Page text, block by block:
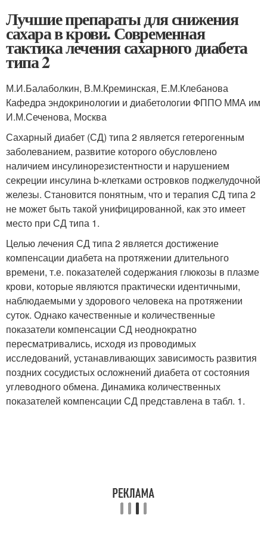
Лучшие препараты для снижения
сахара в крови. Современная
тактика лечения сахарного диабета
типа 2
М.И.Балаболкин, В.М.Креминская, Е.М.Клебанова
Кафедра эндокринологии и диабетологии ФППО ММА им
И.М.Сеченова, Москва
Сахарный диабет (СД) типа 2 является гетерогенным
заболеванием, развитие которого обусловлено
наличием инсулинорезистентности и нарушением
секреции инсулина b-клетками островков поджелудочной
железы. Становится понятным, что и терапия СД типа 2
не может быть такой унифицированной, как это имеет
место при СД типа 1.
Целью лечения СД типа 2 является достижение
компенсации диабета на протяжении длительного
времени, т.е. показателей содержания глюкозы в плазме
крови, которые являются практически идентичными,
наблюдаемыми у здорового человека на протяжении
суток. Однако качественные и количественные
показатели компенсации СД неоднократно
пересматривались, исходя из проводимых
исследований, устанавливающих зависимость развития
поздних сосудистых осложнений диабета от состояния
углеводного обмена. Динамика количественных
показателей компенсации СД представлена в табл. 1.